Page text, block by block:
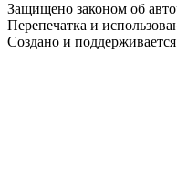
Защищено законом об
Перепечатка и
Создано и